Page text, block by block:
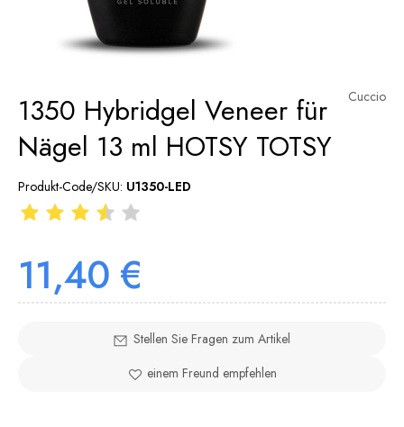
Cuccio
1350 Hybridgel Veneer für
Nägel 13 ml HOTSY TOTSY
Produkt-Code/SKU: U1350-LED
11,40 €
Stellen Sie Fragen zum Artikel
einem Freund empfehlen